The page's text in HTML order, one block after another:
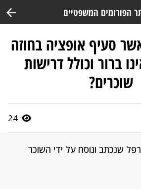
הפורומים המשפטיים
סעיף אופציה בחוזה
ברור וכולל דרישות
שוכרים?
24
שנכתב ונוסח על ידי השוכר